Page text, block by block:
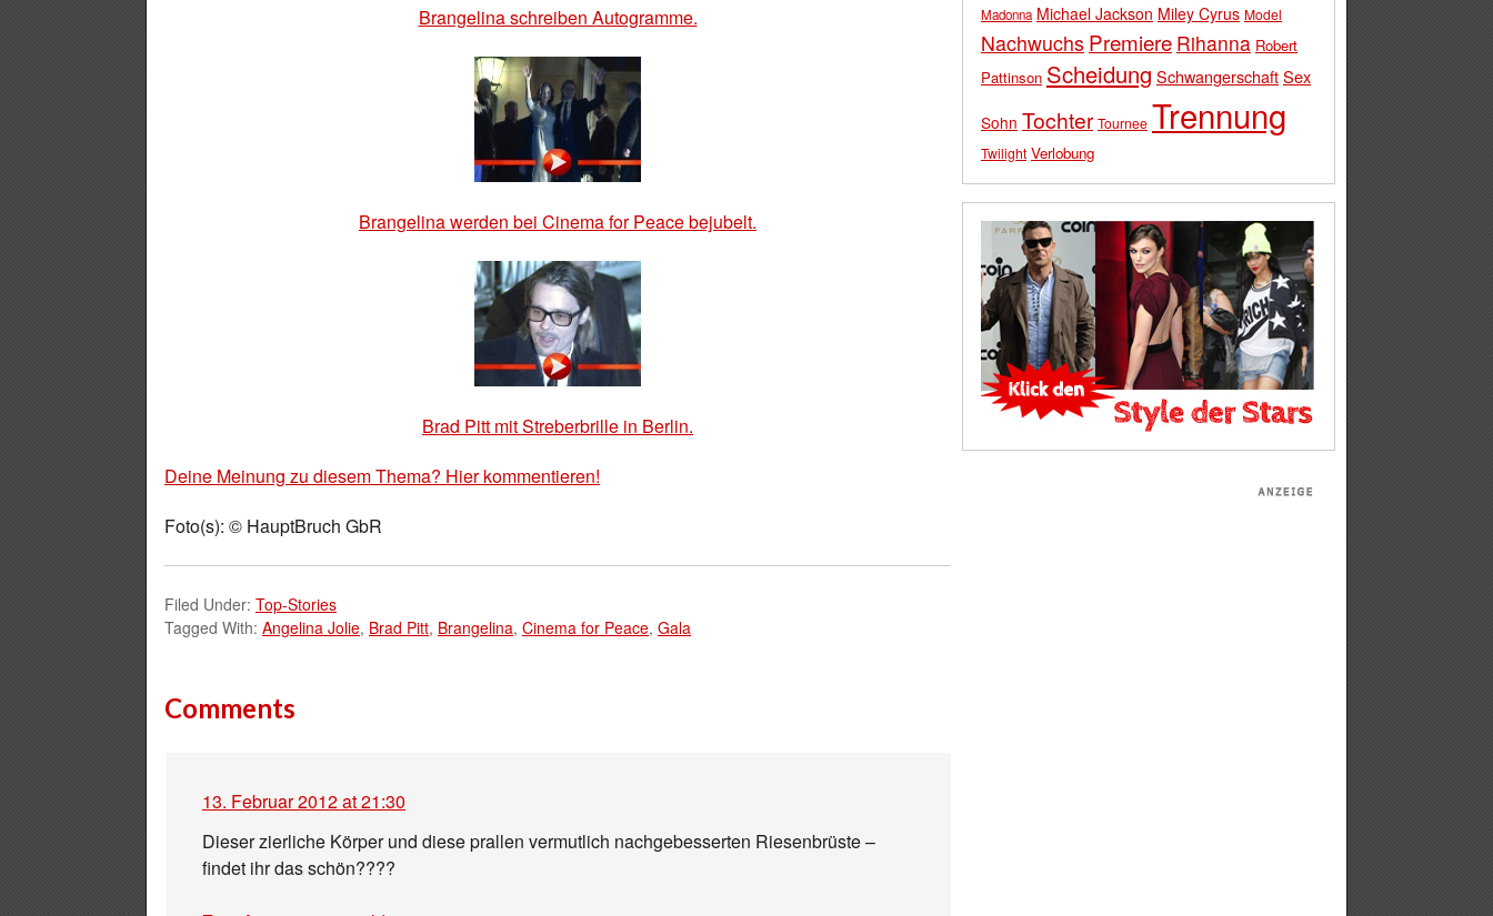
Brangelina schreiben Autogramme.
Brangelina werden bei Cinema for Peace bejubelt.
Brad Pitt mit Streberbrille in Berlin.
Deine Meinung zu diesem Thema? Hier kommentieren!
Foto(s): © HauptBruch GbR
Filed Under: Top-Stories
Tagged With: Angelina Jolie, Brad Pitt, Brangelina, Cinema for Peace, Gala
Comments
13. Februar 2012 at 21:30
Dieser zierliche Körper und diese prallen vermutlich nachgebesserten Riesenbrüste –
findet ihr das schön????
Madonna Michael Jackson Miley Cyrus Model
Nachwuchs Premiere Rihanna Robert
Pattinson Scheidung SchwangerschaftSex
Sohn Tochter Tournee Trennung
Twilight Verlobung